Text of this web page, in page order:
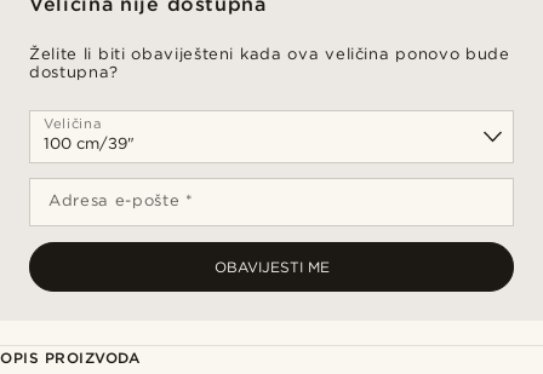
Želite li biti obaviješteni kada ova veličina ponovo bude
dostupna?
Veličina
Adresa e-pošte *
OBAVIJESTI ME
OPIS PROIZVODA